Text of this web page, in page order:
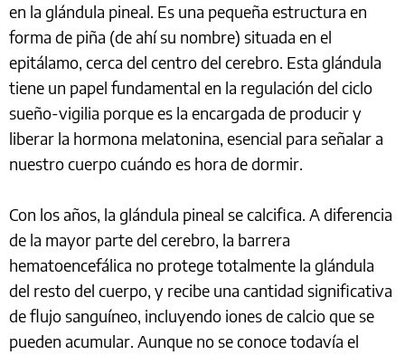
en la glándula pineal. Es una pequeña estructura en
forma de piña (de ahí su nombre) situada en el
epitálamo, cerca del centro del cerebro. Esta glándula
tiene un papel fundamental en la regulación del ciclo
sueño-vigilia porque es la encargada de producir y
liberar la hormona melatonina, esencial para señalar a
nuestro cuerpo cuándo es hora de dormir.
Con los años, la glándula pineal se calcifica. A diferencia
de la mayor parte del cerebro, la barrera
hematoencefálica no protege totalmente la glándula
del resto del cuerpo, y recibe una cantidad significativa
de flujo sanguíneo, incluyendo iones de calcio que se
pueden acumular. Aunque no se conoce todavía el